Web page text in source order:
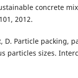
concrete
2012.
D. Particle packing,
particles sizes.